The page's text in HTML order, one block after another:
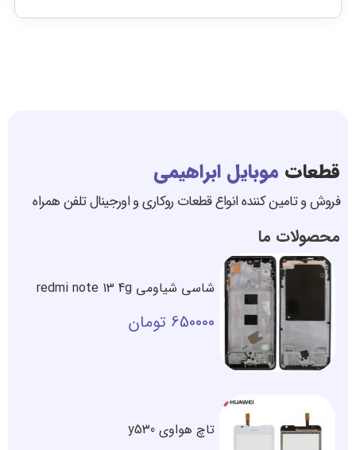
قطعات موبایل ابراهیمی
فروش و تامین کننده انواع قطعات روکاری و اورجینال تلفن همراه
محصولات ما
شاسی شیاومی redmi note 13 4g
650000 تومان
تاچ هواوی y530